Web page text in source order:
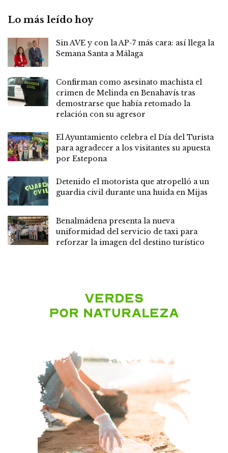
Lo más leído hoy
Sin AVE y con la AP-7 más cara: así llega la
Semana Santa a Málaga
Confirman como asesinato machista el
crimen de Melinda en Benahavís tras
demostrarse que había retomado la
relación con su agresor
El Ayuntamiento celebra el Día del Turista
para agradecer a los visitantes su apuesta
por Estepona
Detenido el motorista que atropelló a un
guardia civil durante una huida en Mijas
Benalmádena presenta la nueva
uniformidad del servicio de taxi para
reforzar la imagen del destino turístico